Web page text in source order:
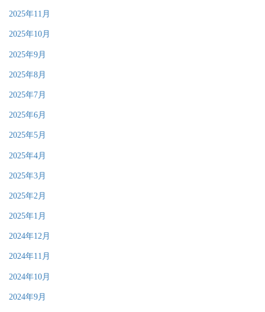
2025年11月
2025年10月
2025年9月
2025年8月
2025年7月
2025年6月
2025年5月
2025年4月
2025年3月
2025年2月
2025年1月
2024年12月
2024年11月
2024年10月
2024年9月